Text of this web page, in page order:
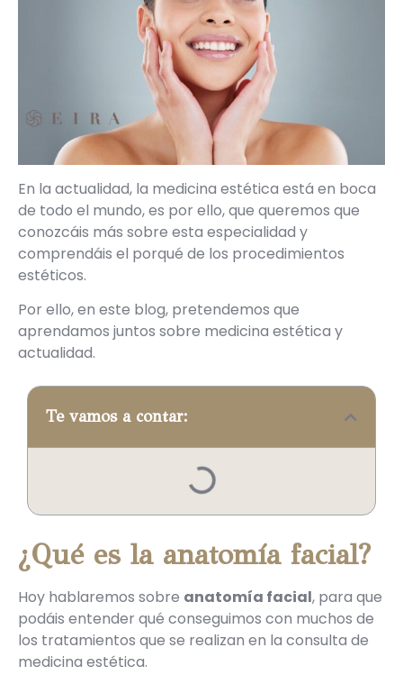
En la actualidad, la medicina estética está en boca
de todo el mundo, es por ello, que queremos que
conozcáis más sobre esta especialidad y
comprendáis el porqué de los procedimientos
estéticos.
Por ello, en este blog, pretendemos que
aprendamos juntos sobre medicina estética y
actualidad.
Te vamos a contar:
¿Qué es la anatomía facial?
Hoy hablaremos sobre anatomía facial, para que
podáis entender qué conseguimos con muchos de
los tratamientos que se realizan en la consulta de
medicina estética.